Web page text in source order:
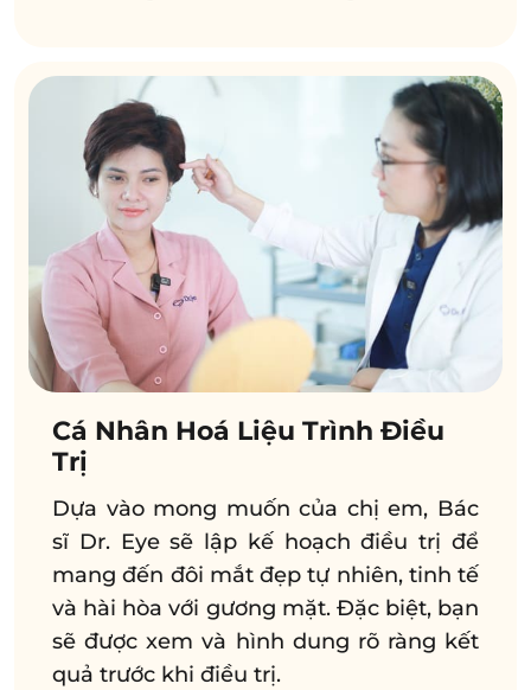
Cá Nhân Hoá Liệu Trình Điều
Trị
Dựa vào mong muốn của chị em, Bác
sĩ Dr. Eye sẽ lập kế hoạch điều trị để
mang đến đôi mắt đẹp tự nhiên, tinh tế
và hài hòa với gương mặt. Đặc biệt, bạn
sẽ được xem và hình dung rõ ràng kết
quả trước khi điều trị.